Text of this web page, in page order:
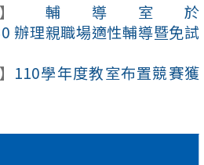
輔導室於
辦理親職場適性輔導暨免試
110學年度教室布置競賽獲